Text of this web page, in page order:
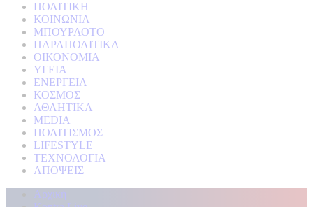
ΠΟΛΙΤΙΚΗ
ΚΟΙΝΩΝΙΑ
ΜΠΟΥΡΛΟΤΟ
ΠΑΡΑΠΟΛΙΤΙΚΑ
ΟΙΚΟΝΟΜΙΑ
ΥΓΕΙΑ
ΕΝΕΡΓΕΙΑ
ΚΟΣΜΟΣ
ΑΘΛΗΤΙΚΑ
MEDIA
ΠΟΛΙΤΙΣΜΟΣ
LIFESTYLE
ΤΕΧΝΟΛΟΓΙΑ
ΑΠΟΨΕΙΣ
Αρχική